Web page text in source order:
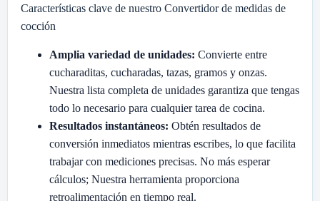
Características clave de nuestro Convertidor de medidas de
cocción
Amplia variedad de unidades: Convierte entre
cucharaditas, cucharadas, tazas, gramos y onzas.
Nuestra lista completa de unidades garantiza que tengas
todo lo necesario para cualquier tarea de cocina.
Resultados instantáneos: Obtén resultados de
conversión inmediatos mientras escribes, lo que facilita
trabajar con mediciones precisas. No más esperar
cálculos; Nuestra herramienta proporciona
retroalimentación en tiempo real.